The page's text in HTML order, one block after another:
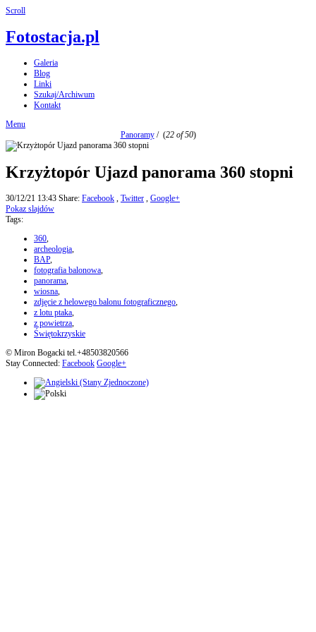
Scroll
Fotostacja.pl
Galeria
Blog
Linki
Szukaj/Archiwum
Kontakt
Menu
Panoramy/ (22 of 50)
Krzyżtopór Ujazd panorama 360 stopni
30/12/21 13:43 Share: Facebook , Twitter , Google+
Pokaz slajdów
Tags:
360,
archeologia,
BAP,
fotografia balonowa,
panorama,
wiosna,
zdjęcie z helowego balonu fotograficznego,
z lotu ptaka,
z powietrza,
Świętokrzyskie
© Miron Bogacki tel.+48503820566
Stay Connected: Facebook Google+